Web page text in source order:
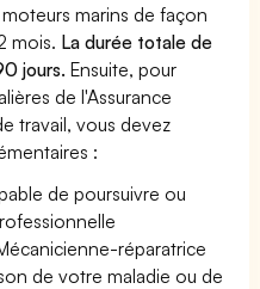
marins de façon
mois. La durée totale de
jours. Ensuite, pour
de l'Assurance
travail, vous devez
:
de poursuivre ou
réparatrice
de votre maladie ou de